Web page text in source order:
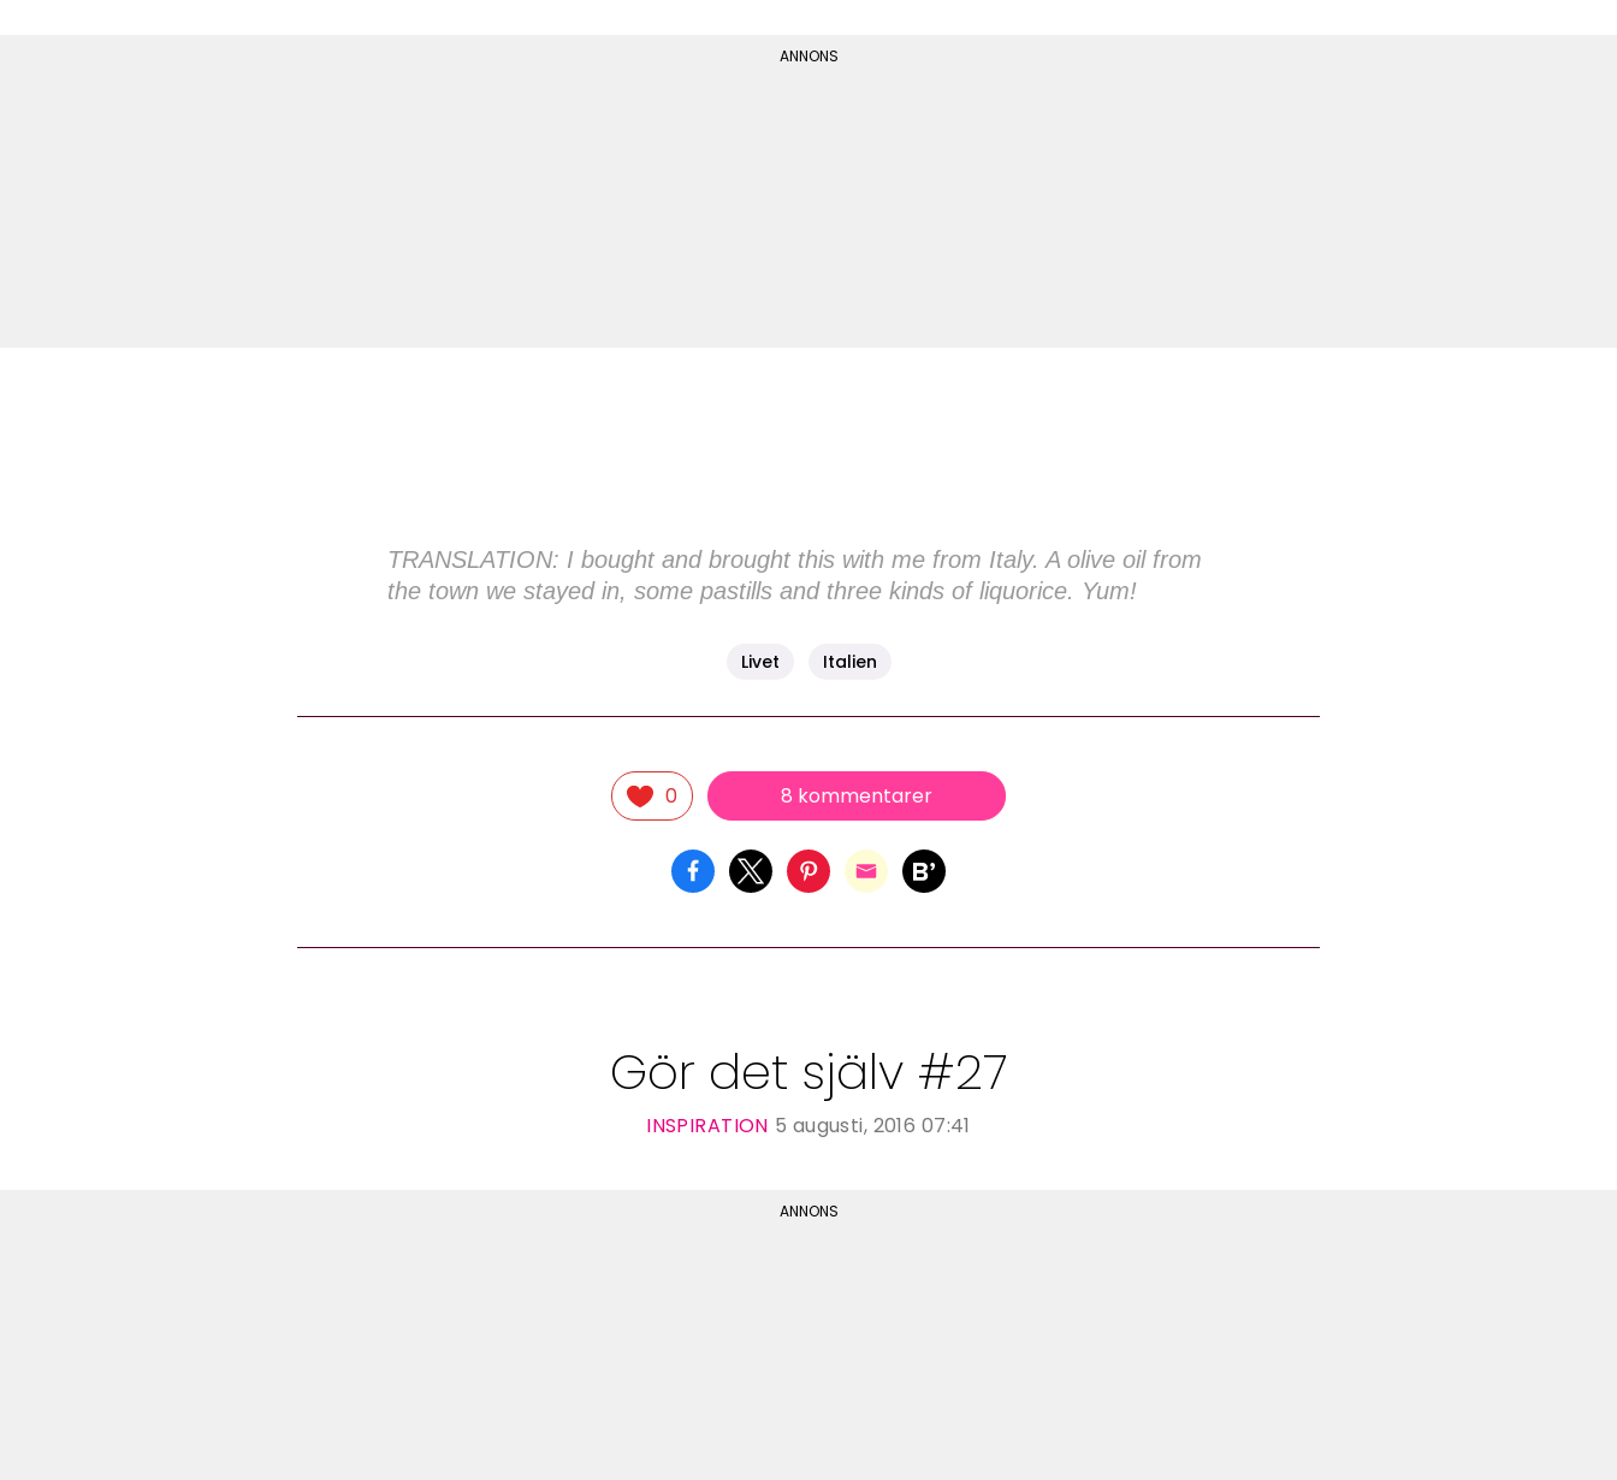
TRANSLATION: I bought and brought this with me from Italy. A olive oil from
the town we stayed in, some pastills and three kinds of liquorice. Yum!
Livet Italien
0 8 kommentarer
Gör det själv #27
INSPIRATION 5 augusti, 2016 07:41